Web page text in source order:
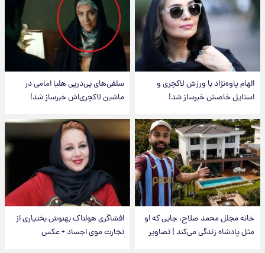
الهام پاوه‌نژاد با ورزش لاکچری و
استایل خاصش خبرساز شد!
سلفی‌های پی‌درپی هلیا امامی در
ماشین لاکچری‌اش خبرساز شد!
خانه مجلل محمد صلاح، جایی که او
مثل پادشاه زندگی می‌کند | تصاویر
افشاگری هولناک بهنوش بختیاری از
تجارت موی اجساد + عکس